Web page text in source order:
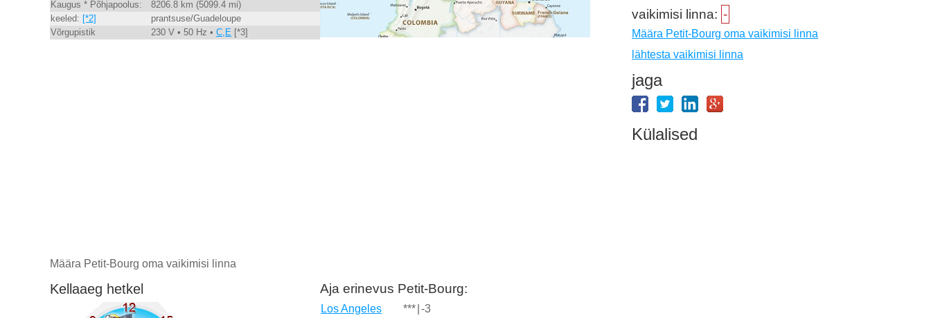
Kaugus * Põhjapoolus:
8206.8 km (5099.4 mi)
keeled: [*2]
prantsuse/Guadeloupe
Võrgupistik
230 V • 50 Hz • C,E [*3]
Määra Petit-Bourg oma vaikimisi linna
Kellaaeg hetkel Aja erinevus Petit-Bourg:
Los Angeles *** -3
vaikimisi linna: -
Määra Petit-Bourg oma vaikimisi linna
lähtesta vaikimisi linna
jaga
Külalised